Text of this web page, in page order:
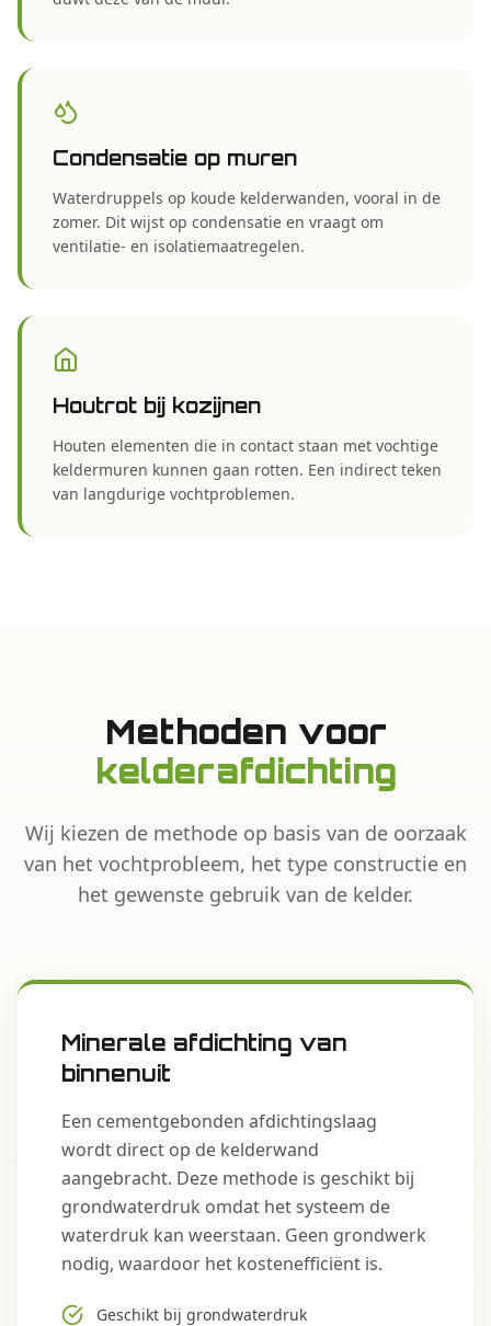
Condensatie op muren
Waterdruppels op koude kelderwanden, vooral in de
zomer. Dit wijst op condensatie en vraagt om
ventilatie- en isolatiemaatregelen.
Houtrot bij kozijnen
Houten elementen die in contact staan met vochtige
keldermuren kunnen gaan rotten. Een indirect teken
van langdurige vochtproblemen.
Methoden voor
kelderafdichting
Wij kiezen de methode op basis van de oorzaak
van het vochtprobleem, het type constructie en
het gewenste gebruik van de kelder.
Minerale afdichting van
binnenuit
Een cementgebonden afdichtingslaag
wordt direct op de kelderwand
aangebracht. Deze methode is geschikt bij
grondwaterdruk omdat het systeem de
waterdruk kan weerstaan. Geen grondwerk
nodig, waardoor het kostenefficiënt is.
Geschikt bij grondwaterdruk